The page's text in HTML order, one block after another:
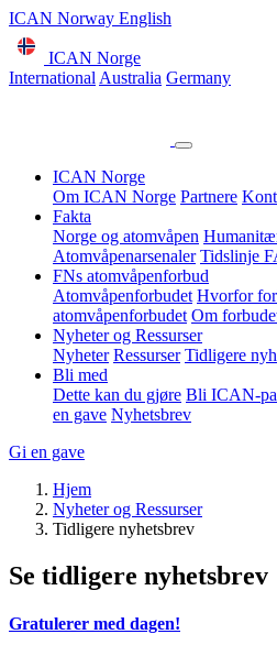
ICAN Norway English
ICAN Norge
International Australia Germany
ICAN Norge
Om ICAN Norge Partnere
Fakta
Norge og atomvåpen
Atomvåpenarsenaler Tidslinje
FNs atomvåpenforbud
Atomvåpenforbudet Hvorfor
atomvåpenforbudet Om
Nyheter og Ressurser
Nyheter Ressurser Tidligere
Bli med
Dette kan du gjøre Bli ICAN-
en gave Nyhetsbrev
Gi en gave
Hjem
Nyheter og Ressurser
Tidligere nyhetsbrev
Se tidligere nyhetsbrev
Gratulerer med dagen!